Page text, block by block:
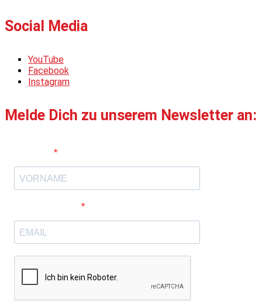
Social Media
YouTube
Facebook
Instagram
Melde Dich zu unserem Newsletter an: